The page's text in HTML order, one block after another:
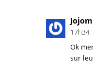
17h34
Ok
sur